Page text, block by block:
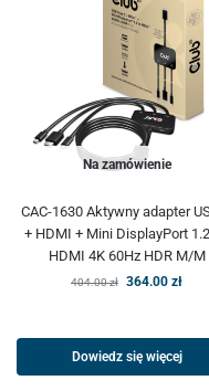
Na zamówienie
CAC-1630 Aktywny adapter
+ HDMI + Mini DisplayPort
HDMI 4K 60Hz HDR M/M
404.00zł 364.00 zł
Dowiedz się więcej